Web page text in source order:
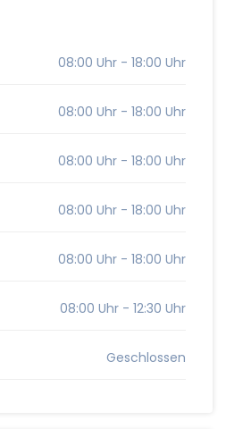
08:00 Uhr - 18:00 Uhr
08:00 Uhr - 18:00 Uhr
08:00 Uhr - 18:00 Uhr
08:00 Uhr - 18:00 Uhr
08:00 Uhr - 18:00 Uhr
08:00 Uhr - 12:30 Uhr
Geschlossen